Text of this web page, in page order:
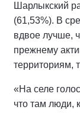
Шарлыкский
(61,53%). В
вдвое лучше,
прежнему
территориям,
«На селе
что там люди,